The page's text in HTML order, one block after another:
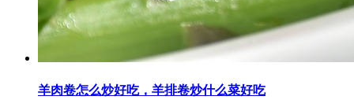
羊肉卷怎么炒好吃，羊排卷炒什么菜好吃